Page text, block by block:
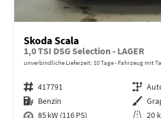
Skoda Scala
1,0 TSI DSG Selection - LAGER
unverbindliche Lieferzeit: 10 Tage Fahrzeug mit
Fahrzeugnr. 417791 Getriebe
Kraftstoff Benzin Außenfarbe
Leistung 85 kW (116 PS) Kilometerstand 20